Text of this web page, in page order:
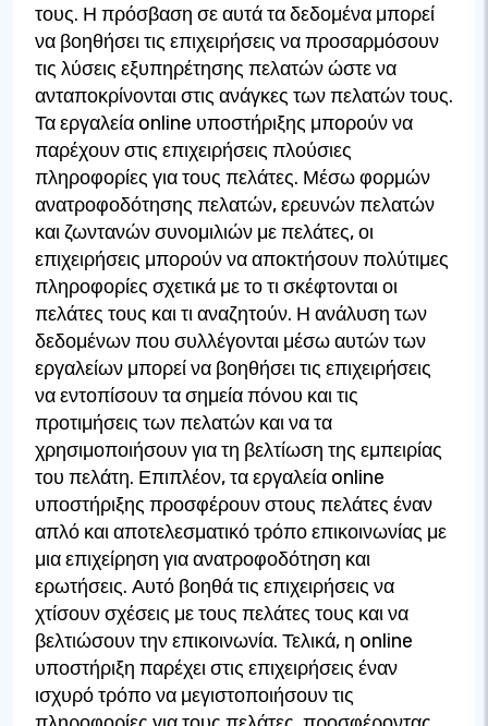
τους. Η πρόσβαση σε αυτά τα δεδομένα μπορεί
να βοηθήσει τις επιχειρήσεις να προσαρμόσουν
τις λύσεις εξυπηρέτησης πελατών ώστε να
ανταποκρίνονται στις ανάγκες των πελατών τους.
Τα εργαλεία online υποστήριξης μπορούν να
παρέχουν στις επιχειρήσεις πλούσιες
πληροφορίες για τους πελάτες. Μέσω φορμών
ανατροφοδότησης πελατών, ερευνών πελατών
και ζωντανών συνομιλιών με πελάτες, οι
επιχειρήσεις μπορούν να αποκτήσουν πολύτιμες
πληροφορίες σχετικά με το τι σκέφτονται οι
πελάτες τους και τι αναζητούν. Η ανάλυση των
δεδομένων που συλλέγονται μέσω αυτών των
εργαλείων μπορεί να βοηθήσει τις επιχειρήσεις
να εντοπίσουν τα σημεία πόνου και τις
προτιμήσεις των πελατών και να τα
χρησιμοποιήσουν για τη βελτίωση της εμπειρίας
του πελάτη. Επιπλέον, τα εργαλεία online
υποστήριξης προσφέρουν στους πελάτες έναν
απλό και αποτελεσματικό τρόπο επικοινωνίας με
μια επιχείρηση για ανατροφοδότηση και
ερωτήσεις. Αυτό βοηθά τις επιχειρήσεις να
χτίσουν σχέσεις με τους πελάτες τους και να
βελτιώσουν την επικοινωνία. Τελικά, η online
υποστήριξη παρέχει στις επιχειρήσεις έναν
ισχυρό τρόπο να μεγιστοποιήσουν τις